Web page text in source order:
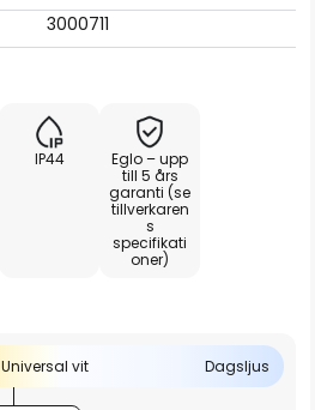
3000711
IP44
Eglo – upp
till 5 års
garanti (se
tillverkaren
s
specifikati
oner)
Universal vit Dagsljus